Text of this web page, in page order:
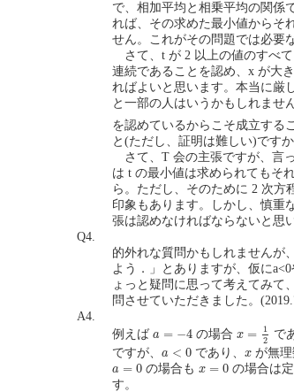
で、相加平均と相乗平均の関係
れば、その求めた最小値からそ
せん。これがその問題では必要
さて、t が 2 以上の値のすべて
連続であることを認め、x が大
ればよいと思います。本当に厳
と一部の人はいうかもしれませ
を認めているからこそ成立する
と(ただし、証明は難しい)です
さて、T 会の主張ですが、言
は t の最小値は求められてもそ
ら。ただし、そのために 2 次方
印象もあります。しかし、慎重
張は認めなければならないと思
Q4.
的外れな質問かもしれませんが
よう．」とありますが、仮に
ょっと疑問に思って考えてみて
問させていただきました。
A4.
例えば a = −4
a= の場合 x =
1
2
で
ですが、 a < 0
a< 0 であり、 x
x が無
a = 0
a= の場合も x = 0
x=
の場合は
す。